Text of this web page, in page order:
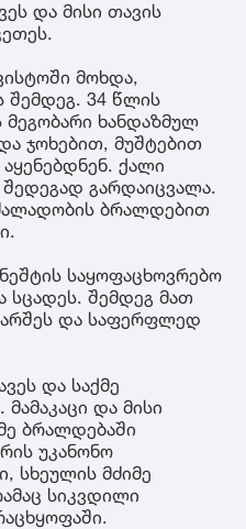
და მისი თავის
მოხდა,
შემდეგ. 34 წლის
მეგობარი ხანდაზმულ
ჯოხებით, მუშტებით
ქალი
გარდაიცვალა.
ბრალდებით
საყოფაცხოვრებო
სცადეს. შემდეგ მათ
და საფერფლედ
და საქმე
და მისი
ბრალდებაში
უკანონო
სხეულის მძიმე
სიკვდილი